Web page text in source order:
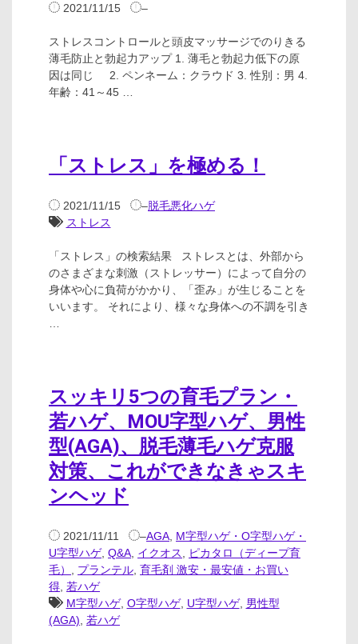
2021/11/15 –
ストレスコントロールと頭皮マッサージでのりきる
薄毛防止と勃起力アップ 1. 薄毛と勃起力低下の原
因は同じ 2. ペンネーム：クラウド 3. 性別：男 4.
年齢：41～45 …
「ストレス」を極める！
2021/11/15 –脱毛悪化ハゲ
ストレス
「ストレス」の検索結果 ストレスとは、外部から
のさまざまな刺激（ストレッサー）によって自分の
身体や心に負荷がかかり、「歪み」が生じることを
いいます。 それにより、様々な身体への不調を引き
スッキリ5つの育毛プラン・
若ハゲ、MOU字型ハゲ、男性
型(AGA)、脱毛薄毛ハゲ克服
対策、これができなきゃスキ
ンヘッド
2021/11/11 –AGA M字型ハゲ・O字型ハゲ・
U字型ハゲ, Q&A イクオス
ピカタロ（ディープ育
毛）
プランテル 育毛剤 激安・最安値・お買い
得 若ハゲ
M字型ハゲ, O字型ハゲ, U字型ハゲ, 男性型
(AGA) 若ハゲ